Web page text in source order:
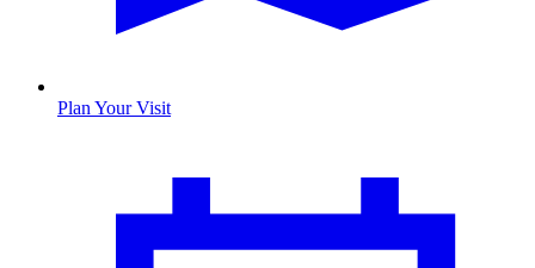
Plan Your Visit